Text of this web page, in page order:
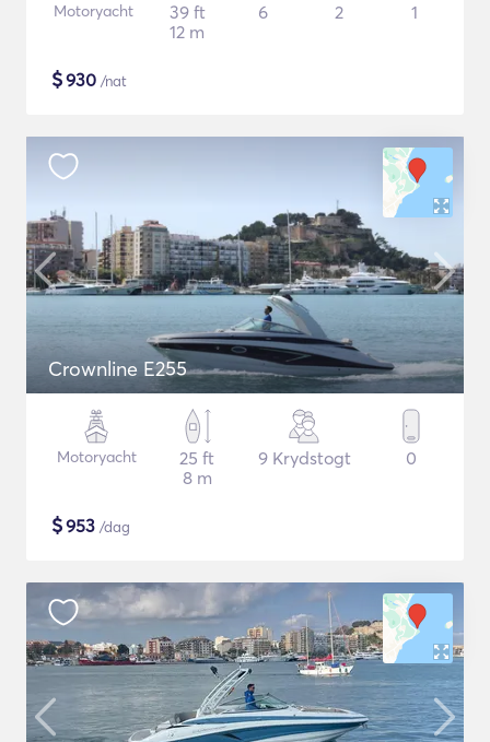
Motoryacht
39 ft
12 m
6 2 1
$930 /nat
Crownline E255
Motoryacht
25 ft
8 m
9 Krydstogt 0
$953 /dag